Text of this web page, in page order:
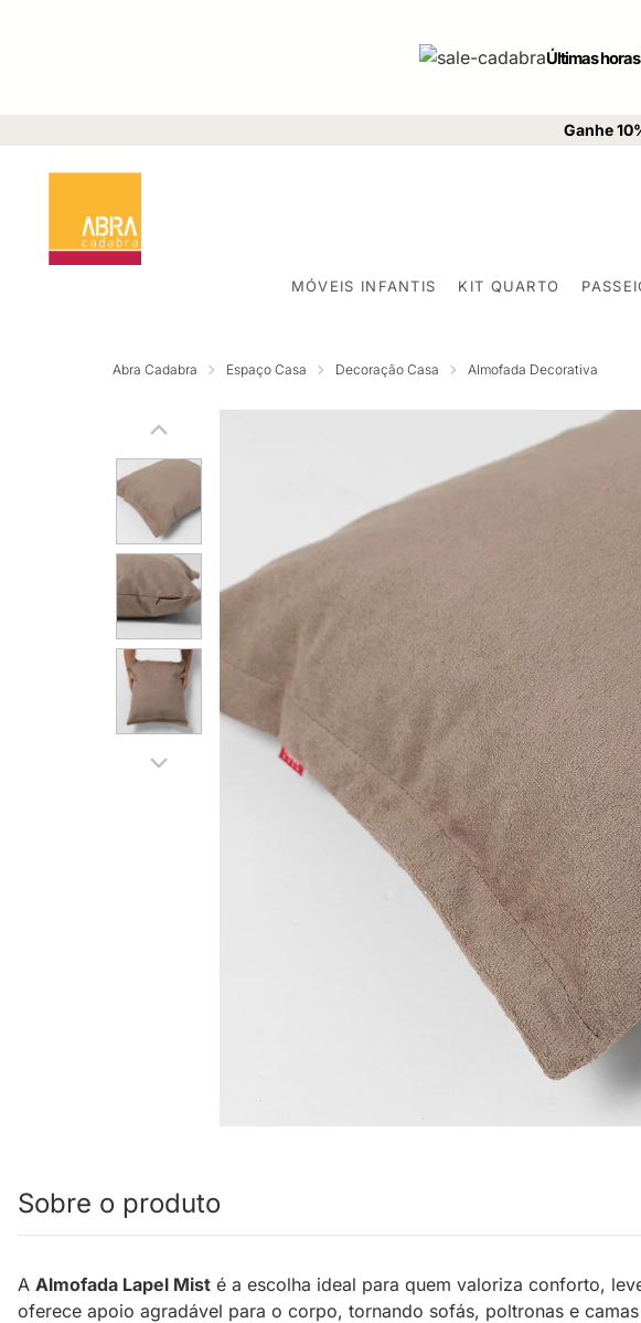
Últimas
Ganhe
MÓVEIS INFANTIS KIT QUARTO
Abra Cadabra Espaço Casa Decoração Casa Almofada Decorativa
Sobre o produto
A Almofada Lapel Mist é a escolha ideal para quem valoriza conforto,
oferece apoio agradável para o corpo, tornando sofás, poltronas e